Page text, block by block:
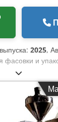
2025,
и
последующей
Включает
нити
с помощью